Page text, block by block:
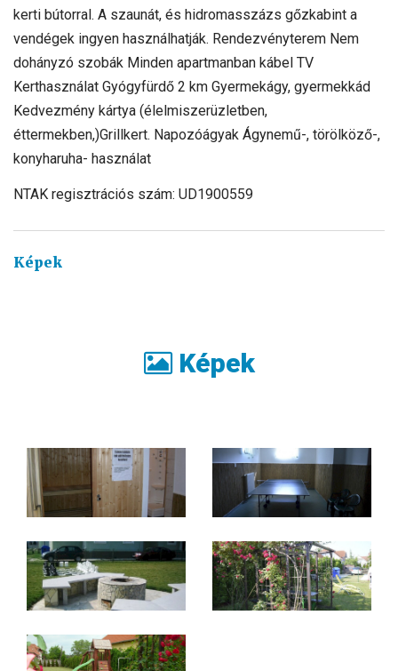
kerti bútorral. A szaunát, és hidromasszázs gőzkabint a
vendégek ingyen használhatják. Rendezvényterem Nem
dohányzó szobák Minden apartmanban kábel TV
Kerthasználat Gyógyfürdő 2 km Gyermekágy, gyermekkád
Kedvezmény kártya (élelmiszerüzletben,
éttermekben,)Grillkert. Napozóágyak Ágynemű-, törölköző-,
konyharuha- használat
NTAK regisztrációs szám: UD1900559
Képek
Képek